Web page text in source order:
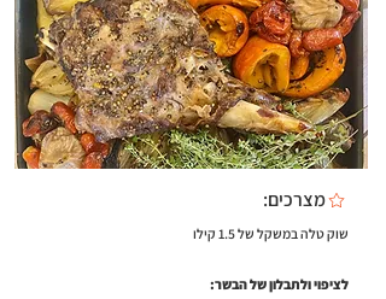
מצרכים:
שוק טלה במשקל של 1.5 קילו
לציפוי ולתבלון של הבשר: